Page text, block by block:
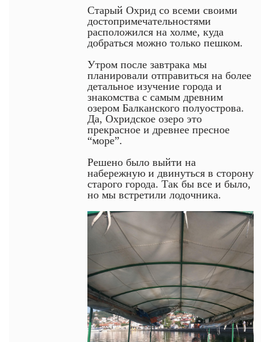
Старый Охрид со всеми своими
достопримечательностями
расположился на холме, куда
добраться можно только пешком.
Утром после завтрака мы
планировали отправиться на более
детальное изучение города и
знакомства с самым древним
озером Балканского полуострова.
Да, Охридское озеро это
прекрасное и древнее пресное
“море”.
Решено было выйти на
набережную и двинуться в сторону
старого города. Так бы все и было,
но мы встретили лодочника.